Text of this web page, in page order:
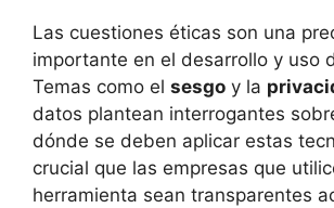
Las cuestiones éticas son una
importante en el desarrollo y uso
Temas como el sesgo y la
datos plantean interrogantes
dónde se deben aplicar estas
crucial que las empresas que
herramienta sean transparentes